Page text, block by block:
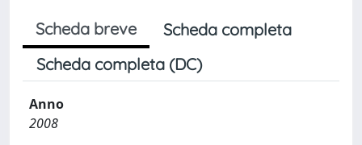
Scheda breve
Scheda completa
Scheda completa (DC)
Anno
2008